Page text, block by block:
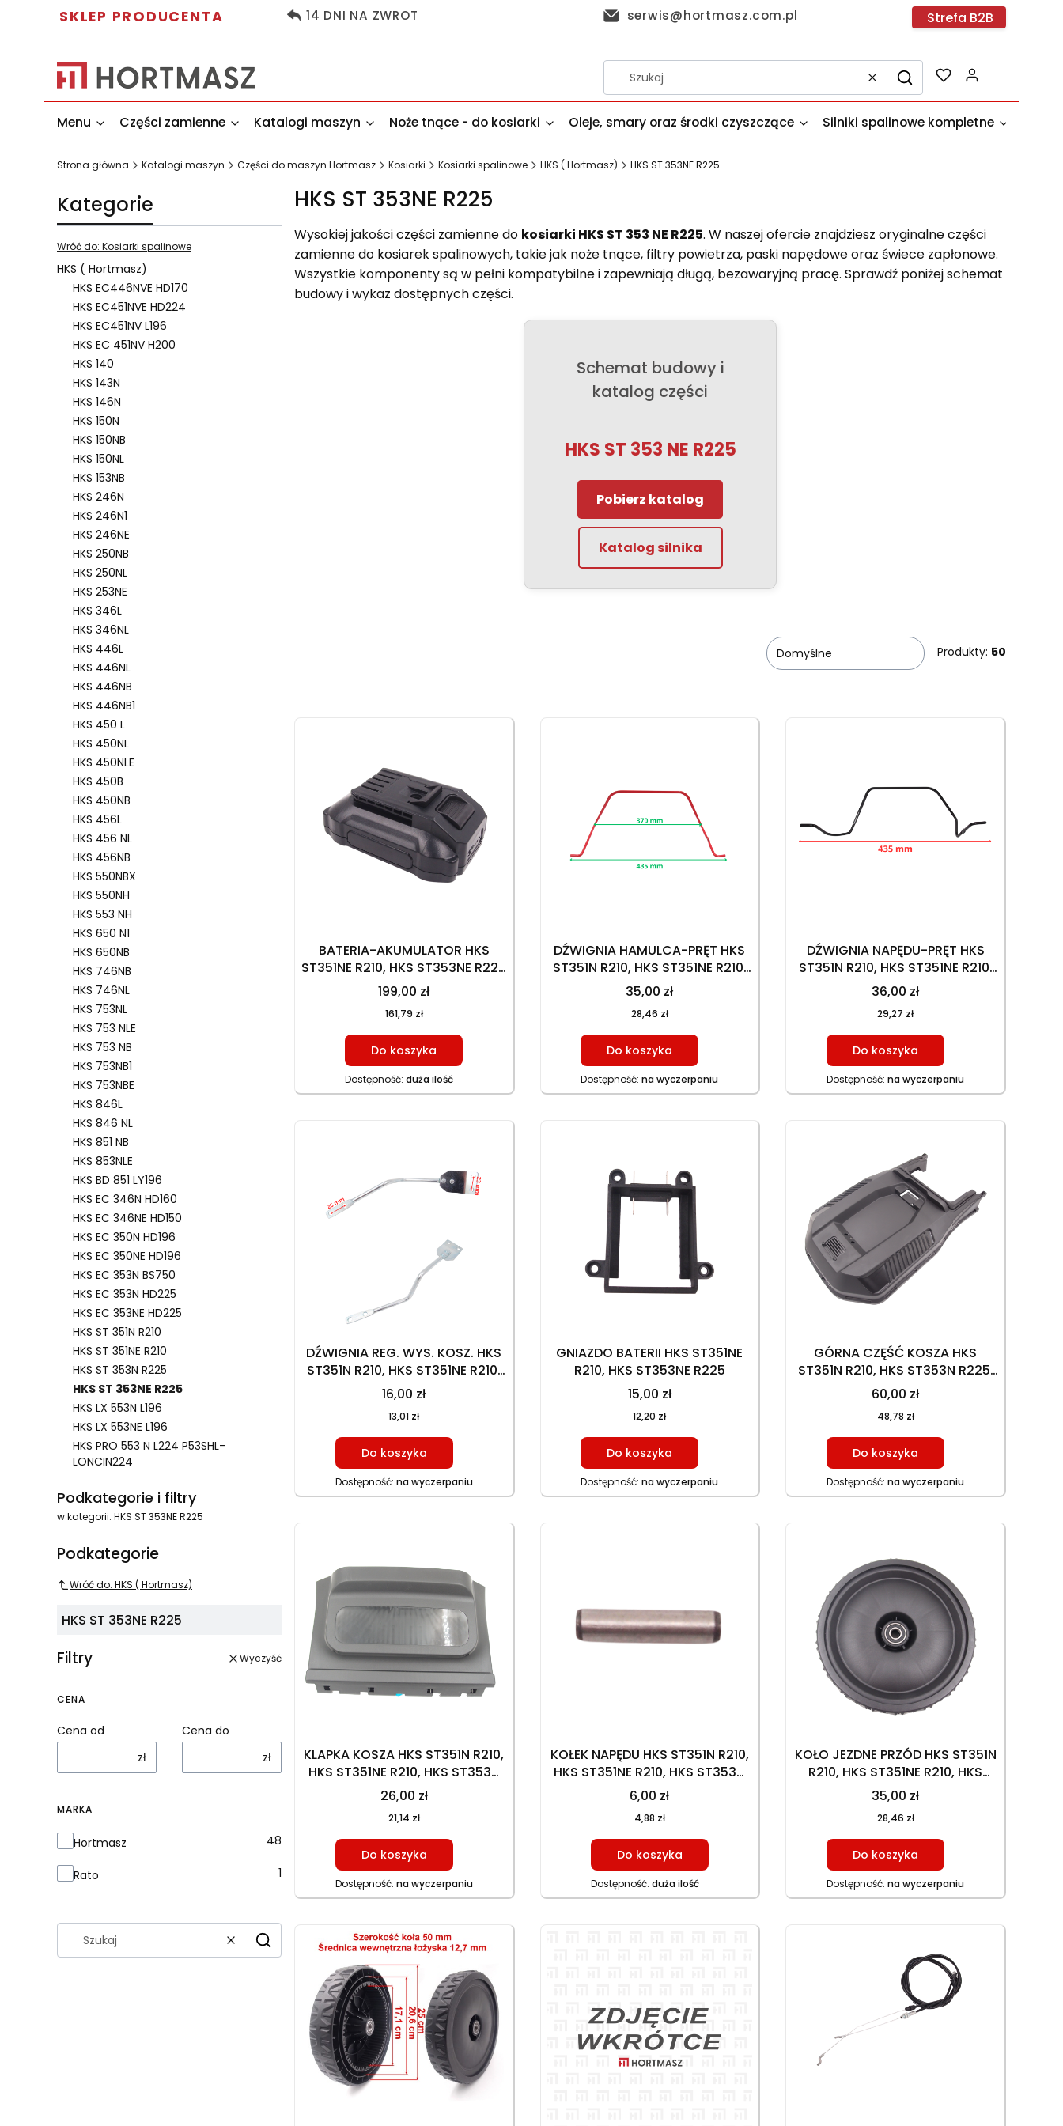
SKLEP PRODUCENTA 14 DNI NA ZWROT serwis@hortmasz.com.pl Strefa B2B
WyczyśćSzukaj
Menu Części zamienne Katalogi maszyn Noże tnące - do kosiarki Oleje, smary oraz środki czyszczące Silniki spalinowe kompletne
Strona główna Katalogi maszyn Części do maszyn Hortmasz Kosiarki Kosiarki spalinowe HKS ( Hortmasz) HKS ST 353NE R225
Kategorie
Wróć do: Kosiarki spalinowe
HKS ( Hortmasz)
HKS EC446NVE HD170
HKS EC451NVE HD224
HKS EC451NV L196
HKS EC 451NV H200
HKS 140
HKS 143N
HKS 146N
HKS 150N
HKS 150NB
HKS 150NL
HKS 153NB
HKS 246N
HKS 246N1
HKS 246NE
HKS 250NB
HKS 250NL
HKS 253NE
HKS 346L
HKS 346NL
HKS 446L
HKS 446NL
HKS 446NB
HKS 446NB1
HKS 450 L
HKS 450NL
HKS 450NLE
HKS 450B
HKS 450NB
HKS 456L
HKS 456 NL
HKS 456NB
HKS 550NBX
HKS 550NH
HKS 553 NH
HKS 650 N1
HKS 650NB
HKS 746NB
HKS 746NL
HKS 753NL
HKS 753 NLE
HKS 753 NB
HKS 753NB1
HKS 753NBE
HKS 846L
HKS 846 NL
HKS 851 NB
HKS 853NLE
HKS BD 851 LY196
HKS EC 346N HD160
HKS EC 346NE HD150
HKS EC 350N HD196
HKS EC 350NE HD196
HKS EC 353N BS750
HKS EC 353N HD225
HKS EC 353NE HD225
HKS ST 351N R210
HKS ST 351NE R210
HKS ST 353N R225
HKS ST 353NE R225
HKS LX 553N L196
HKS LX 553NE L196
HKS PRO 553 N L224 P53SHL-
LONCIN224
Podkategorie i filtry
w kategorii: HKS ST 353NE R225
Podkategorie
Wróć do: HKS ( Hortmasz)
HKS ST 353NE R225
Filtry Wyczyść
CENA
Cena od
zł
Cena do
zł
MARKA
Marka
Hortmasz 48
Rato 1
WyczyśćSzukaj
HKS ST 353NE R225
Wysokiej jakości części zamienne do kosiarki HKS ST 353 NE R225. W naszej ofercie znajdziesz oryginalne części
zamienne do kosiarek spalinowych, takie jak noże tnące, filtry powietrza, paski napędowe oraz świece zapłonowe.
Wszystkie komponenty są w pełni kompatybilne i zapewniają długą, bezawaryjną pracę. Sprawdź poniżej schemat
budowy i wykaz dostępnych części.
Schemat budowy i
katalog części
HKS ST 353 NE R225
Pobierz katalog
Katalog silnika
Domyślne Produkty: 50
BATERIA-AKUMULATOR HKS
ST351NE R210, HKS ST353NE R225
(RL5S1P1A)
199,00 zł
161,79 zł
Do koszyka
Dostępność:duża ilość
DŹWIGNIA HAMULCA-PRĘT HKS
ST351N R210, HKS ST351NE R210,
HKS ST353N R225, HKS ST353NE
R225
35,00 zł
28,46 zł
Do koszyka
Dostępność:na wyczerpaniu
DŹWIGNIA NAPĘDU-PRĘT HKS
ST351N R210, HKS ST351NE R210,
HKS ST353N R225, HKS ST353NE
R225
36,00 zł
29,27 zł
Do koszyka
Dostępność:na wyczerpaniu
DŹWIGNIA REG. WYS. KOSZ. HKS
ST351N R210, HKS ST351NE R210,
HKS ST353N R225, HKS ST353NE
R225
16,00 zł
13,01 zł
Do koszyka
Dostępność: na wyczerpaniu
GNIAZDO BATERII HKS ST351NE
R210, HKS ST353NE R225
15,00 zł
12,20 zł
Do koszyka
Dostępność:na wyczerpaniu
GÓRNA CZĘŚĆ KOSZA HKS
ST351N R210, HKS ST353N R225,
HKS ST353NE R225
60,00 zł
48,78 zł
Do koszyka
Dostępność:na wyczerpaniu
KLAPKA KOSZA HKS ST351N R210,
HKS ST351NE R210, HKS ST353N
R225, HKS ST353NE R225
26,00 zł
21,14 zł
Do koszyka
Dostępność: na wyczerpaniu
KOŁEK NAPĘDU HKS ST351N R210,
HKS ST351NE R210, HKS ST353N
R225, HKS ST353NE R225
6,00 zł
4,88 zł
Do koszyka
Dostępność: duża ilość
KOŁO JEZDNE PRZÓD HKS ST351N
R210, HKS ST351NE R210, HKS
ST353N R225, HKS ST353NE
R225
35,00 zł
28,46 zł
Do koszyka
Dostępność:na wyczerpaniu